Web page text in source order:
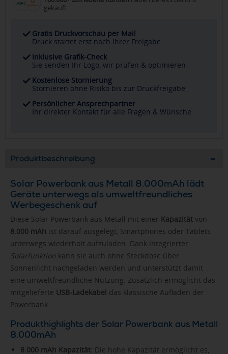
gekauft
Gratis Druckvorschau per Mail
Druck startet erst nach Ihrer Freigabe
Inklusive Grafik-Check
Sie senden Ihr Logo, wir prüfen & optimieren
Kostenlose Stornierung
Stornieren ohne Risiko bis zur Druckfreigabe
Persönlicher Ansprechpartner
Ihr direkter Kontakt für alle Fragen & Wünsche
Produktbeschreibung
Solar Powerbank aus Metall 8.000mAh lädt
Geräte unterwegs als umweltfreundliches
Werbegeschenk auf
Diese Solar Powerbank aus Metall mit einer Kapazität von
8.000 mAh ist darauf ausgelegt, Smartphones oder Tablets
unterwegs wiederholt aufzuladen. Dank integrierter
Solarfunktion kann sie auch ohne Steckdose über
Sonnenlicht nachgeladen werden und unterstützt damit
eine umweltfreundliche Nutzung. Zusätzlich ermöglicht das
mitgelieferte USB-Ladekabel das klassische Aufladen der
Powerbank.
Produkthighlights der Solar Powerbank aus Metall
8.000mAh
8.000 mAh Kapazität: Die hohe Kapazität ermöglicht es,